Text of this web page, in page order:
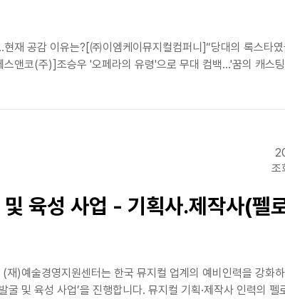
공감 이유는?[㈜이엠케이뮤지컬컴퍼니]“당대의 록스타
앤코(주)]조승우 '오페라의 유령'으로 무대 컴백…'꿈의 캐스
조
육성 사업 - 기획사․제작사(펠
)예술경영지원센터는 한국 뮤지컬 업계의 예비인력을 강화
및 육성 사업’을 진행합니다. 뮤지컬 기획·제작사 인력의 펠